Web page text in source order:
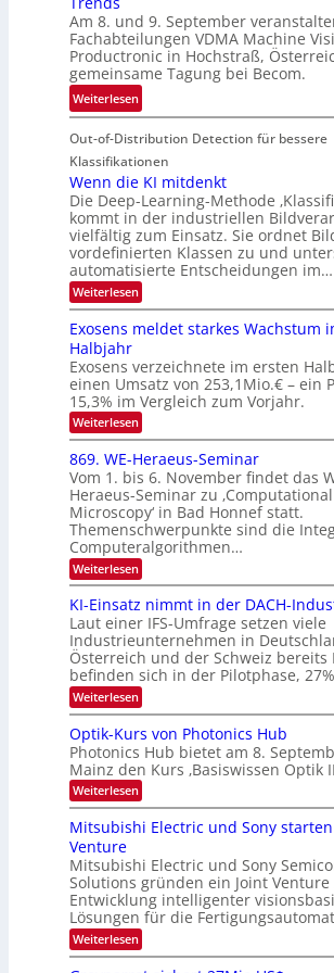
c
h
k
e
i
n
e
r
i
n
V
I
S
I
O
N
T
e
c
h
T
a
k
s
d
e
d
T
o
e
n
a
u
f
d
e
r
V
S
I
O
N
2
0
2
6
Am 8. und 9. September
Fachabteilungen VDMA Machine
Productronic in Hochstraß,
gemeinsame Tagung bei Becom.
Weiterlesen:
T
a
g
u
n
g
z
u
E
l
e
t
r
o
n
k
-
u
n
d
B
i
l
d
v
e
r
a
r
b
e
i
n
g
s
-
T
r
Out-of-Distribution Detection für bessere
Klassifikationen
Wenn die KI mitdenkt
Die Deep-Learning-Methode
kommt in der industriellen
vielfältig zum Einsatz. Sie ordnet
vordefinierten Klassen zu und
automatisierte Entscheidungen im…
Weiterlesen:
W
n
d
i
e
K
I
m
i
t
d
e
n
k
t
Exosens meldet starkes Wachstum
Halbjahr
Exosens verzeichnete im ersten
einen Umsatz von 253,1Mio.€ – ein
15,3% im Vergleich zum Vorjahr.
Weiterlesen:
E
x
o
s
e
n
s
m
e
l
d
e
t
s
t
a
r
k
e
W
a
c
h
s
u
i
m
e
r
s
t
e
n
869. WE-Heraeus-Seminar
Vom 1. bis 6. November findet das
Heraeus-Seminar zu
Microscopy‘ in Bad Honnef statt.
Themenschwerpunkte sind die
Computeralgorithmen…
Weiterlesen:
8
9
.
W
E
-
H
e
r
a
e
u
s
-
S
e
n
a
r
KI-Einsatz nimmt in der DACH-
Laut einer IFS-Umfrage setzen viele
Industrieunternehmen in
Österreich und der Schweiz bereits
befinden sich in der Pilotphase,
Weiterlesen:
K
-
E
i
n
s
a
t
n
m
m
t
i
n
d
Optik-Kurs von Photonics Hub
Photonics Hub bietet am 8.
Mainz den Kurs ‚Basiswissen Optik
Weiterlesen:
O
p
t
k
-
K
u
r
s
v
Mitsubishi Electric und Sony
Venture
Mitsubishi Electric und Sony
Solutions gründen ein Joint
Entwicklung intelligenter
Lösungen für die
Weiterlesen:
M